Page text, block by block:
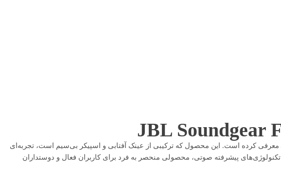
معرفی کرده است. این محصول که ترکیبی از عینک آفتابی و اسپیکر بی‌سیم است، تجربه‌ای
پیشرفته صوتی، محصولی منحصر به فرد برای کاربران فعال و دوستداران